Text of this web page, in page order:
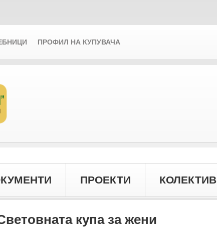
ПРОФИЛ НА КУПУВАЧА
ПРОЕКТИ КОЛЕКТИВ
купа за жени